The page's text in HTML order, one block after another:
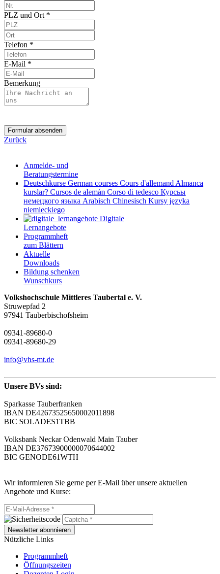
PLZ und Ort *
Telefon *
E-Mail *
Bemerkung
Formular absenden
Zurück
Anmelde- und
Beratungstermine
Deutschkurse German courses Cours d'allemand Almanca
kurslar? Cursos de alemán Corso di tedesco Курсьы
немецкого яэыка Arabisch Chinesisch Kursy języka
niemieckiego
Digitale
Lernangebote
Programmheft
zum Blättern
Aktuelle
Downloads
Bildung schenken
Wunschkurs
Volkshochschule Mittleres Taubertal e. V.
Struwepfad 2
97941 Tauberbischofsheim
09341-89680-0
09341-89680-29
info@vhs-mt.de
Unsere BVs sind:
Sparkasse Tauberfranken
IBAN DE42673525650002011898
BIC SOLADES1TBB
Volksbank Neckar Odenwald Main Tauber
IBAN DE37673900000070644002
BIC GENODE61WTH
Wir informieren Sie gerne per E-Mail über unsere aktuellen
Angebote und Kurse:
Newsletter abonnieren
Nützliche Links
Programmheft
Öffnungszeiten